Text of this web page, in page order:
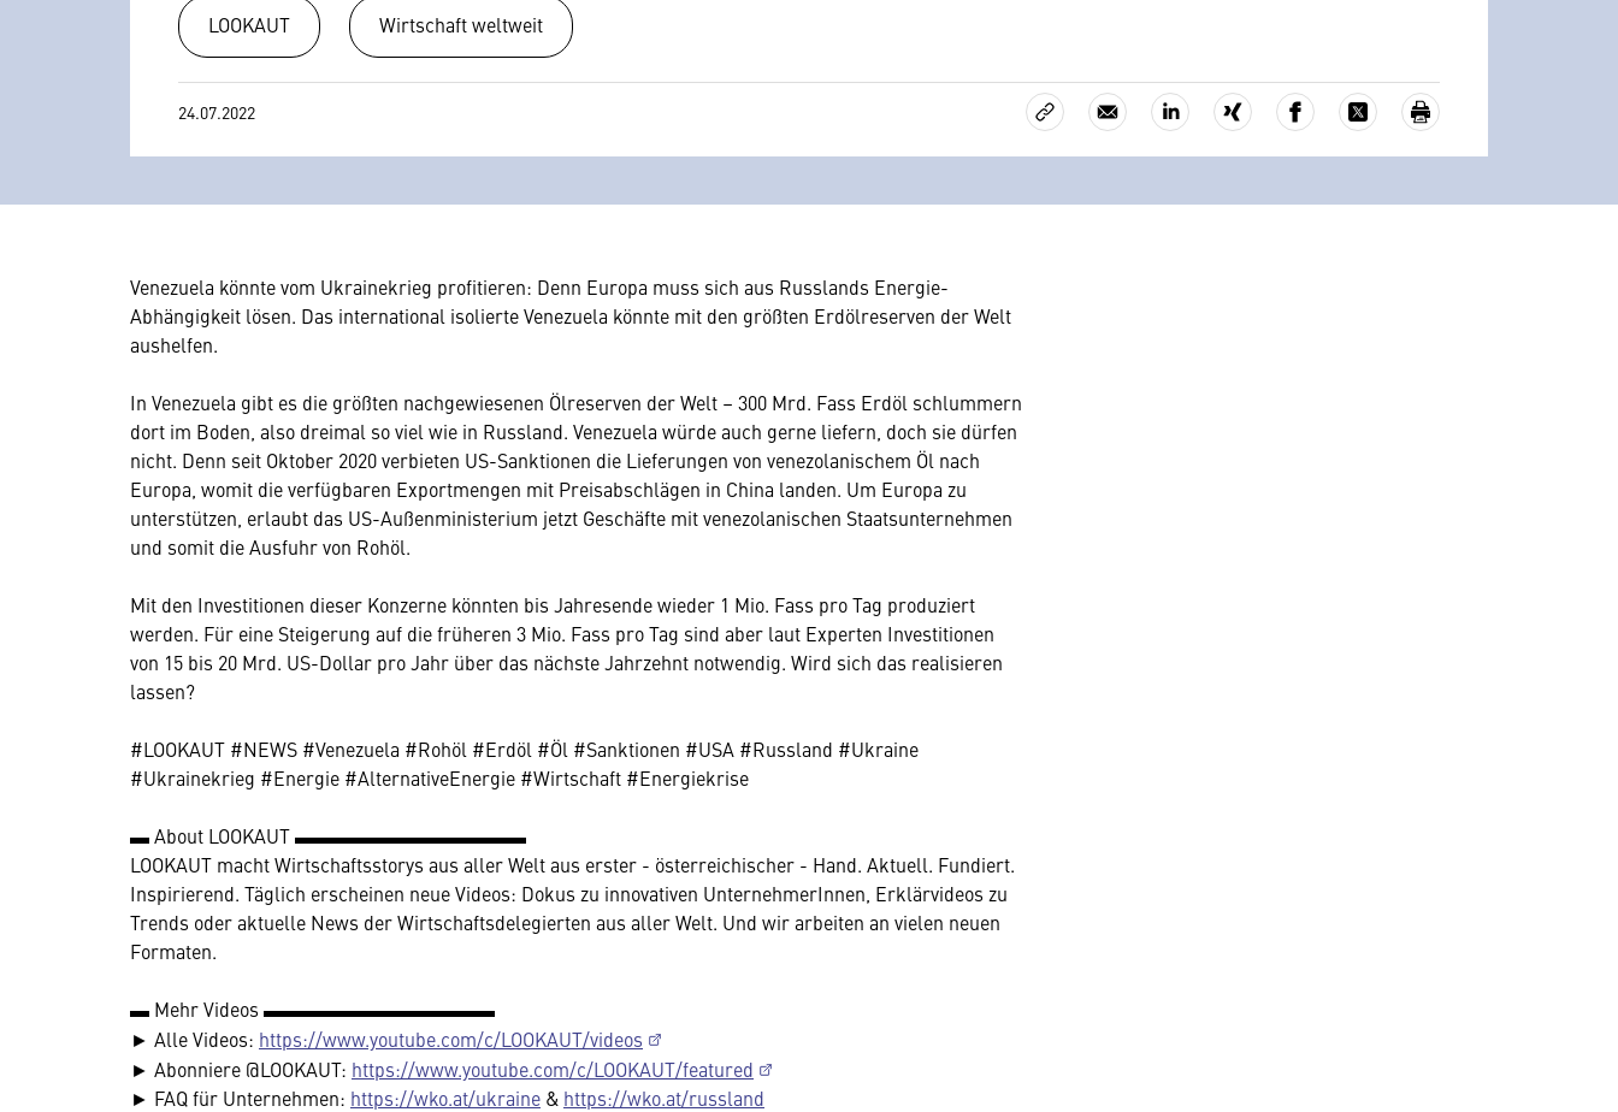
LOOKAUT Wirtschaft weltweit
24.07.2022
Venezuela könnte vom Ukrainekrieg profitieren: Denn Europa muss sich aus Russlands Energie-
Abhängigkeit lösen. Das international isolierte Venezuela könnte mit den größten Erdölreserven der Welt
aushelfen.
In Venezuela gibt es die größten nachgewiesenen Ölreserven der Welt – 300 Mrd. Fass Erdöl schlummern
dort im Boden, also dreimal so viel wie in Russland. Venezuela würde auch gerne liefern, doch sie dürfen
nicht. Denn seit Oktober 2020 verbieten US-Sanktionen die Lieferungen von venezolanischem Öl nach
Europa, womit die verfügbaren Exportmengen mit Preisabschlägen in China landen. Um Europa zu
unterstützen, erlaubt das US-Außenministerium jetzt Geschäfte mit venezolanischen Staatsunternehmen
und somit die Ausfuhr von Rohöl.
Mit den Investitionen dieser Konzerne könnten bis Jahresende wieder 1 Mio. Fass pro Tag produziert
werden. Für eine Steigerung auf die früheren 3 Mio. Fass pro Tag sind aber laut Experten Investitionen
von 15 bis 20 Mrd. US-Dollar pro Jahr über das nächste Jahrzehnt notwendig. Wird sich das realisieren
lassen?
#LOOKAUT #NEWS #Venezuela #Rohöl #Erdöl #Öl #Sanktionen #USA #Russland #Ukraine
#Ukrainekrieg #Energie #AlternativeEnergie #Wirtschaft #Energiekrise
▬ About LOOKAUT ▬▬▬▬▬▬▬▬▬▬▬▬
LOOKAUT macht Wirtschaftsstorys aus aller Welt aus erster - österreichischer - Hand. Aktuell. Fundiert.
Inspirierend. Täglich erscheinen neue Videos: Dokus zu innovativen UnternehmerInnen, Erklärvideos zu
Trends oder aktuelle News der Wirtschaftsdelegierten aus aller Welt. Und wir arbeiten an vielen neuen
Formaten.
▬ Mehr Videos ▬▬▬▬▬▬▬▬▬▬▬▬
► Alle Videos: https://www.youtube.com/c/LOOKAUT/videos
► Abonniere @LOOKAUT: https://www.youtube.com/c/LOOKAUT/featured
► FAQ für Unternehmen: https://wko.at/ukraine & https://wko.at/russland